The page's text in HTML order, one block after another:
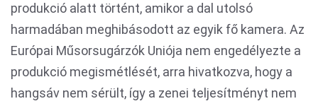
produkció alatt történt, amikor a dal utolsó
harmadában meghibásodott az egyik fő kamera. Az
Európai Műsorsugárzók Uniója nem engedélyezte a
produkció megismétlését, arra hivatkozva, hogy a
hangsáv nem sérült, így a zenei teljesítményt nem